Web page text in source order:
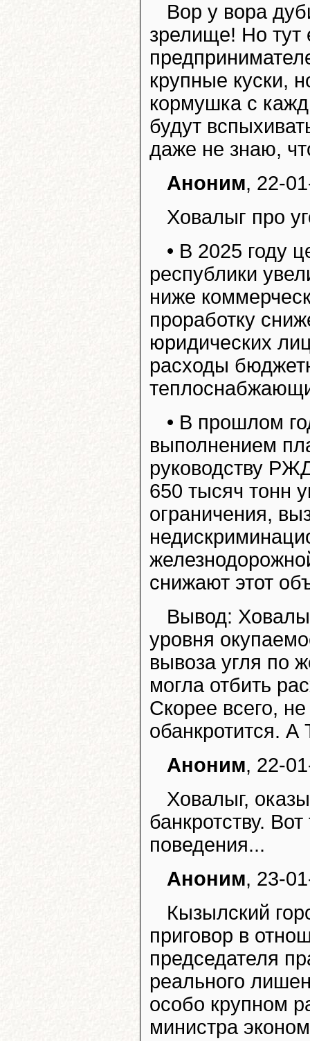
Вор у вора
зрелище! Но тут
крупные куски,
кормушка с
будут
даже не знаю,
Аноним, 22-
Ховалыг про
• В 2025 году
республики
ниже
проработку
юридических
расходы
• В прошлом
выполнением
руководству
650 тысяч тонн
ограничения,
снижают этот
Вывод:
уровня
вывоза угля по
могла отбить
Скорее всего,
обанкротится. А
Аноним, 22-
Ховалыг,
банкротству.
поведения...
Аноним, 23-
Кызылский
приговор в
председателя
реального
особо крупном
министра